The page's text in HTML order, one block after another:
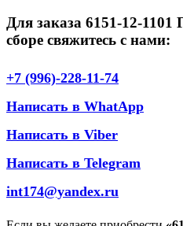
Для заказа 6151-12-1101
сборе свяжитесь с нами:
+7 (996)-228-11-74
Написать в WhatApp
Написать в Viber
Написать в Telegram
int174@yandex.ru